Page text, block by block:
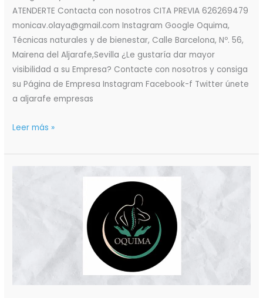
ATENDERTE Contacta con nosotros CITA PREVIA 626269479
monicav.olaya@gmail.com Instagram Google Oquima,
Técnicas naturales y de bienestar, Calle Barcelona, Nº. 56,
Mairena del Aljarafe,Sevilla ¿Le gustaría dar mayor
visibilidad a su Empresa? Contacte con nosotros y consiga
su Página de Empresa Instagram Facebook-f Twitter únete
a aljarafe empresas
Leer más »